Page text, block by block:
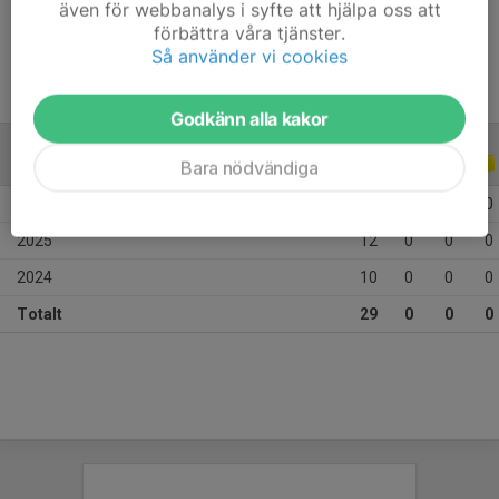
12 år
ALLA ÅR
0
2025 12 0 0 0
2024 10 0 0 0
Totalt 29 0 0 0
även för webbanalys i syfte att hjälpa oss att
förbättra våra tjänster.
Så använder vi cookies
Godkänn alla kakor
Bara nödvändiga